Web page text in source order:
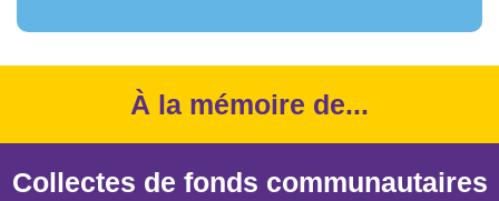
À la mémoire de...
Collectes de fonds communautaires